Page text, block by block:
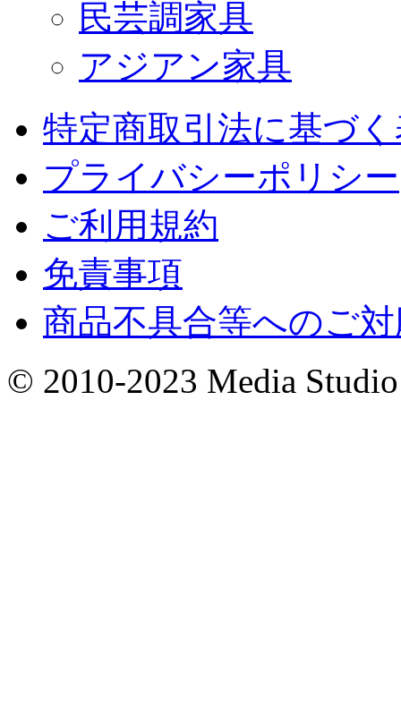
民芸調家具
アジアン家具
特定商取引法に基づ
プライバシーポリシー
ご利用規約
免責事項
商品不具合等へのご
© 2010-2023 Media